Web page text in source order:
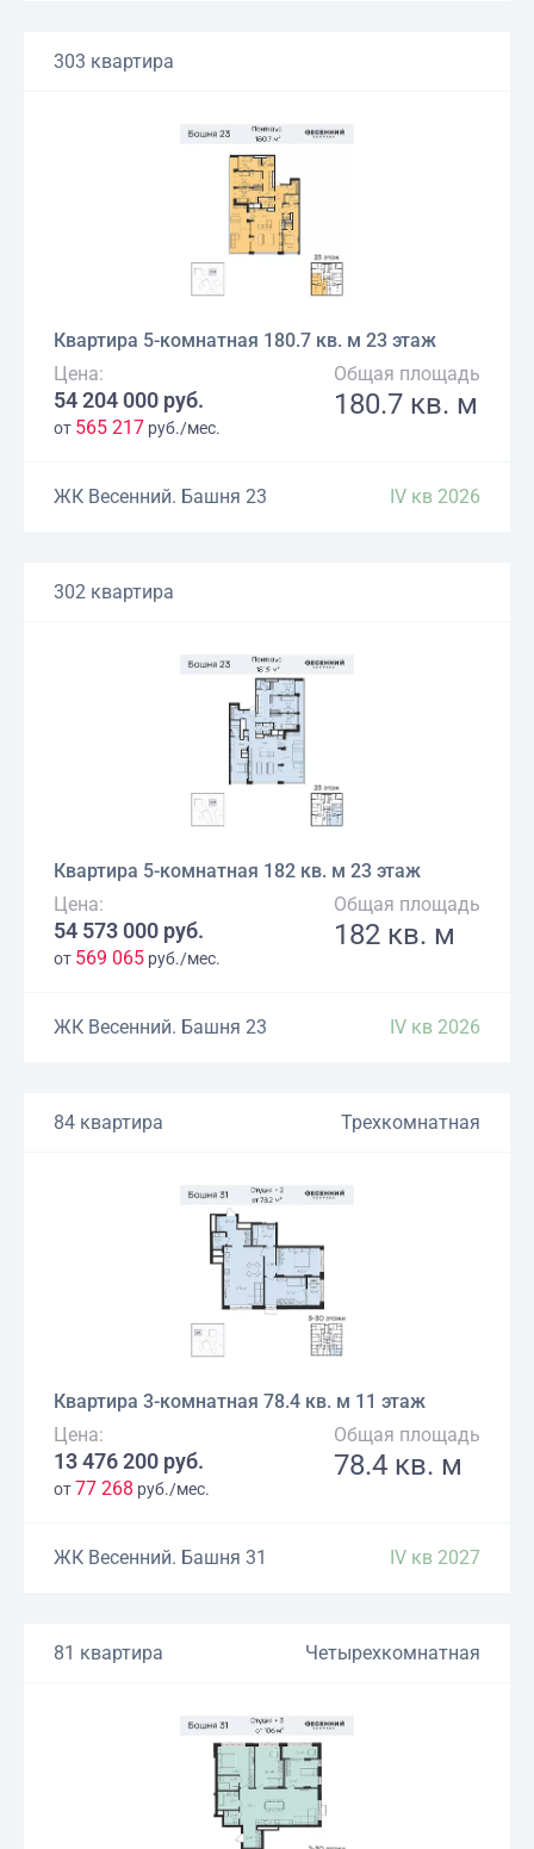
303 квартира
Квартира 5-комнатная 180.7 кв. м 23 этаж
Цена:
54 204 000 руб.
от 565 217 руб./мес.
Общая площадь
180.7 кв. м
ЖК Весенний. Башня 23 IV кв 2026
302 квартира
Квартира 5-комнатная 182 кв. м 23 этаж
Цена:
54 573 000 руб.
от 569 065 руб./мес.
Общая площадь
182 кв. м
ЖК Весенний. Башня 23 IV кв 2026
84 квартира Трехкомнатная
Квартира 3-комнатная 78.4 кв. м 11 этаж
Цена:
13 476 200 руб.
от77 268 руб./мес.
Общая площадь
78.4 кв. м
ЖК Весенний. Башня 31 IV кв 2027
81 квартира Четырехкомнатная